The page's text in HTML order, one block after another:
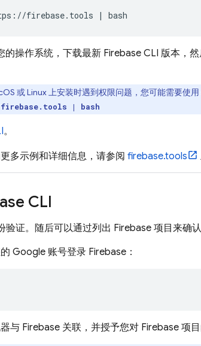
firebase.tools | bash
的操作系统，下载最新 Firebase CLI 版本，
或 Linux 上安装时遇到权限问题，您可能需要使用
| bash
。
多示例和详细信息，请参阅 firebase.tools
CLI
证。随后可以通过列出 Firebase 项目来确认
Google 账号登录 Firebase：
与 Firebase 关联，并授予您对 Firebase 项目